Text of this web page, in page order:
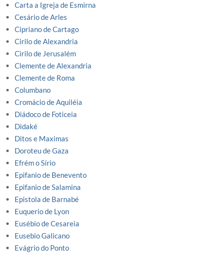
Carta a Igreja de Esmirna
Cesário de Arles
Cipriano de Cartago
Cirilo de Alexandria
Cirilo de Jerusalém
Clemente de Alexandria
Clemente de Roma
Columbano
Cromácio de Aquiléia
Diádoco de Foticeia
Didaké
Ditos e Maximas
Doroteu de Gaza
Efrém o Sírio
Epifanio de Benevento
Epifanio de Salamina
Epistola de Barnabé
Euquerio de Lyon
Eusébio de Cesareia
Eusebio Galicano
Evágrio do Ponto